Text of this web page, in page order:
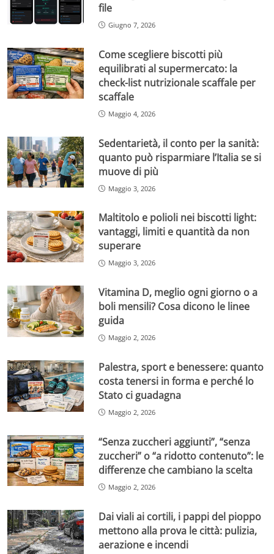
file
Giugno 7, 2026
Come scegliere biscotti più
equilibrati al supermercato: la
check-list nutrizionale scaffale per
scaffale
Maggio 4, 2026
Sedentarietà, il conto per la sanità:
quanto può risparmiare l’Italia se si
muove di più
Maggio 3, 2026
Maltitolo e polioli nei biscotti light:
vantaggi, limiti e quantità da non
superare
Maggio 3, 2026
Vitamina D, meglio ogni giorno o a
boli mensili? Cosa dicono le linee
guida
Maggio 2, 2026
Palestra, sport e benessere: quanto
costa tenersi in forma e perché lo
Stato ci guadagna
Maggio 2, 2026
“Senza zuccheri aggiunti”, “senza
zuccheri” o “a ridotto contenuto”: le
differenze che cambiano la scelta
Maggio 2, 2026
Dai viali ai cortili, i pappi del pioppo
mettono alla prova le città: pulizia,
aerazione e incendi